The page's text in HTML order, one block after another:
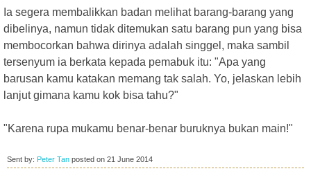
Ia segera membalikkan badan melihat barang-barang yang
dibelinya, namun tidak ditemukan satu barang pun yang bisa
membocorkan bahwa dirinya adalah singgel, maka sambil
tersenyum ia berkata kepada pemabuk itu: "Apa yang
barusan kamu katakan memang tak salah. Yo, jelaskan lebih
lanjut gimana kamu kok bisa tahu?"
"Karena rupa mukamu benar-benar buruknya bukan main!"
Sent by: Peter Tan posted on 21 June 2014